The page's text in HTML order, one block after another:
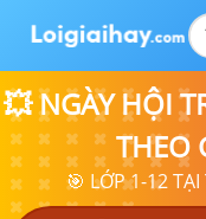
💥 NGÀY HỘI
THEO
🎯 LỚP 1-12